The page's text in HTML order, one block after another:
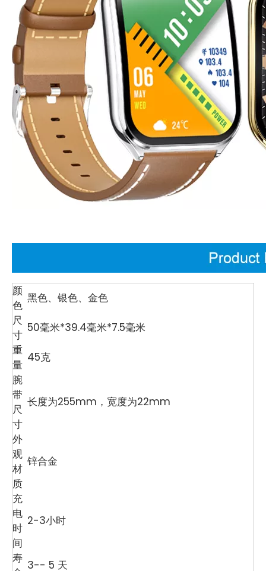
颜
色
黑色、银色、金色
尺
寸
50毫米*39.4毫米*7.5毫米
重
量
45克
腕
带
尺
寸
长度为255mm，宽度为22mm
外
观
材
质
锌合金
充
电
时
间
2-3小时
寿 3-- 5 天